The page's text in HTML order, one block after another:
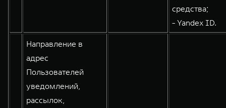
средства;
- Yandex ID.
Направление в
адрес
Пользователей
уведомлений,
рассылок,